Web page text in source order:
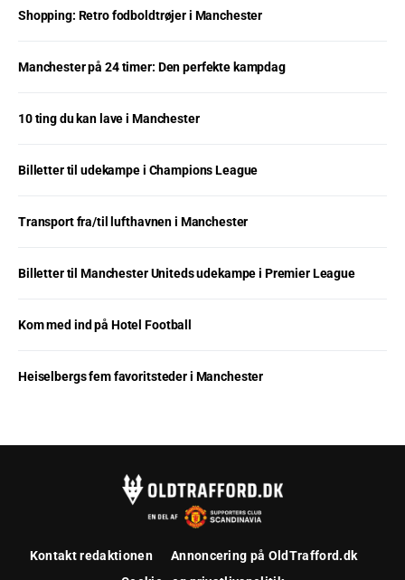
Shopping: Retro fodboldtrøjer i Manchester
Manchester på 24 timer: Den perfekte kampdag
10 ting du kan lave i Manchester
Billetter til udekampe i Champions League
Transport fra/til lufthavnen i Manchester
Billetter til Manchester Uniteds udekampe i Premier League
Kom med ind på Hotel Football
Heiselbergs fem favoritsteder i Manchester
Kontakt redaktionen
Annoncering på OldTrafford.dk